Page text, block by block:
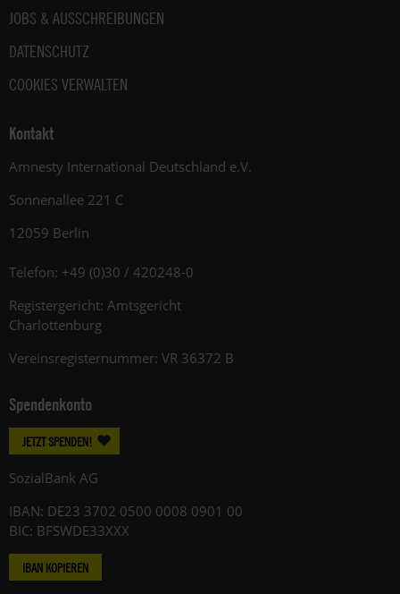
JOBS & AUSSCHREIBUNGEN
DATENSCHUTZ
COOKIES VERWALTEN
Kontakt
Amnesty International Deutschland e.V.
Sonnenallee 221 C
12059 Berlin
Telefon: +49 (0)30 / 420248-0
Registergericht: Amtsgericht
Charlottenburg
Vereinsregisternummer: VR 36372 B
Spendenkonto
JETZT SPENDEN!
SozialBank AG
IBAN: DE23 3702 0500 0008 0901 00
BIC: BFSWDE33XXX
IBAN KOPIEREN